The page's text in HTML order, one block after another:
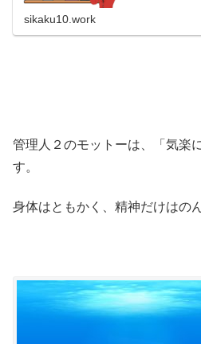
sikaku10.work
管理人２のモットーは、「気楽
す。
身体はともかく、精神だけはの